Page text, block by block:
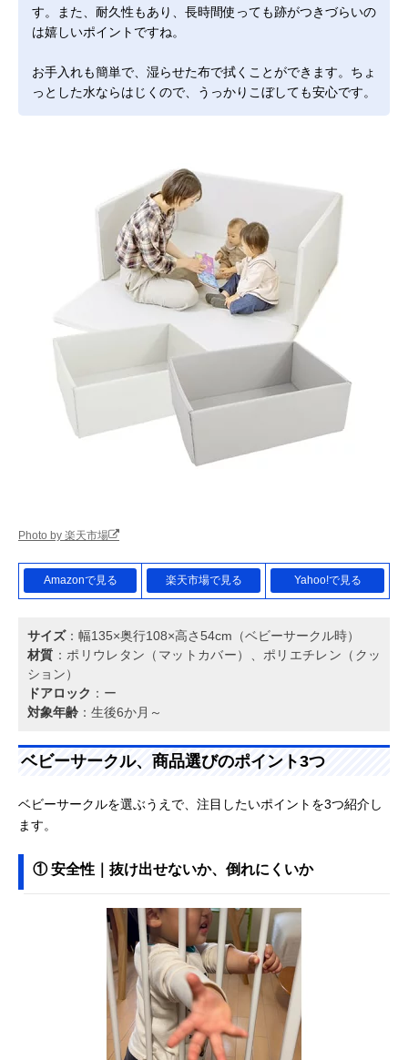
す。また、耐久性もあり、長時間使っても跡がつきづらいの
は嬉しいポイントですね。
お手入れも簡単で、湿らせた布で拭くことができます。ちょ
っとした水ならはじくので、うっかりこぼしても安心です。
Photo by 楽天市場
Amazonで見る 楽天市場で見る Yahoo!で見る
サイズ：幅135×奥行108×高さ54cm（ベビーサークル時）
材質 ：ポリウレタン（マットカバー）、ポリエチレン（クッ
ション）
ドアロック ：ー
対象年齢 ：生後6か月～
ベビーサークル、商品選びのポイント3つ
ベビーサークルを選ぶうえで、注目したいポイントを3つ紹介し
ます。
① 安全性｜抜け出せないか、倒れにくいか